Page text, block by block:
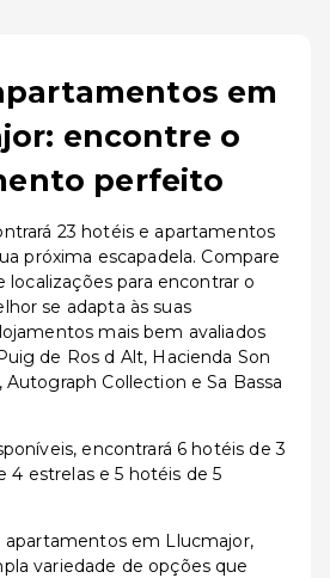
em
encontre o
perfeito
23 hotéis e apartamentos
próxima escapadela. Compare
localizações para encontrar o
se adapta às suas
mais bem avaliados
de Ros d Alt, Hacienda Son
Collection e Sa Bassa
encontrará 6 hotéis de 3
4 estrelas e 5 hotéis de 5
apartamentos em Llucmajor,
variedade de opções que